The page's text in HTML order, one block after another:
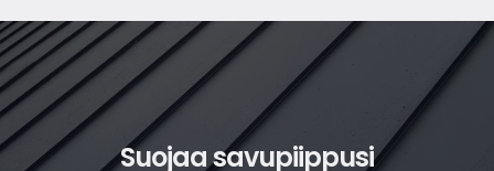
Suojaa savupiippusi